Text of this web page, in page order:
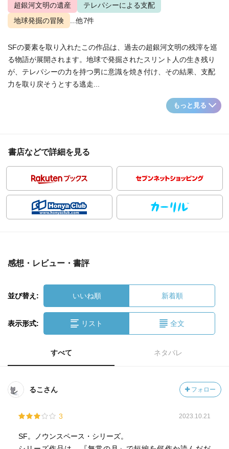
超銀河文明の遺産
テレパシーによる支配
地球発掘の冒険
...他7件
SFの要素を取り入れたこの作品は、過去の超銀河文明の残滓を巡
る物語が展開されます。地球で発掘されたスリント人の生き残り
が、テレパシーの力を持つ男に意識を焼き付け、その結果、支配
力を取り戻そうとする逃走...
もっと見る
書店などで詳細を見る
感想・レビュー・書評
並び替え: いいね順 新着順
表示形式: リスト 全文
すべて ネタバレ
るこさん フォロー
3 2023.10.21
SF。ノウンスペース・シリーズ。